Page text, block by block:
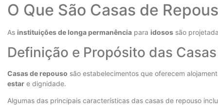
O Que São Casas de
As instituições de longa permanência para idosos são
Definição e Propósito das
Casas de repouso são estabelecimentos que oferecem
estar e dignidade.
Algumas das principais características das casas de repouso